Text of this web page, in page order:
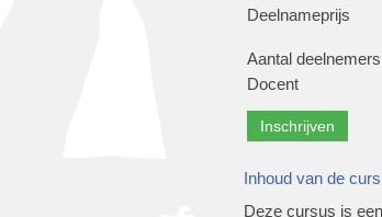
Deelnameprijs
Aantal deelnemers
Docent
Inhoud van de
Deze cursus is